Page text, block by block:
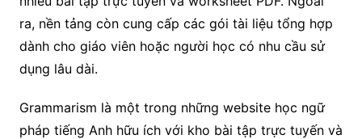
ra, nền tảng còn cung cấp các gói tài liệu tổng hợp
dành cho giáo viên hoặc người học có nhu cầu sử
dụng lâu dài.
Grammarism là một trong những website học ngữ
pháp tiếng Anh hữu ích với kho bài tập trực tuyến và